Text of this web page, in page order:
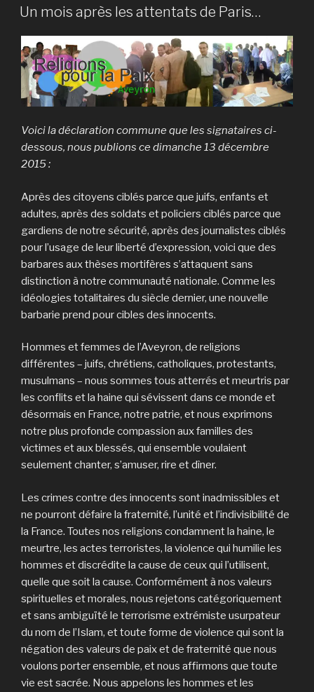
LE
Un mois après les attentats de Paris…
Voici la déclaration commune que les signataires ci-
dessous, nous publions ce dimanche 13 décembre
2015 :
Après des citoyens ciblés parce que juifs, enfants et
adultes, après des soldats et policiers ciblés parce que
gardiens de notre sécurité, après des journalistes ciblés
pour l’usage de leur liberté d’expression, voici que des
barbares aux thèses mortifères s’attaquent sans
distinction à notre communauté nationale. Comme les
idéologies totalitaires du siècle dernier, une nouvelle
barbarie prend pour cibles des innocents.
Hommes et femmes de l’Aveyron, de religions
différentes – juifs, chrétiens, catholiques, protestants,
musulmans – nous sommes tous atterrés et meurtris par
les conflits et la haine qui sévissent dans ce monde et
désormais en France, notre patrie, et nous exprimons
notre plus profonde compassion aux familles des
victimes et aux blessés, qui ensemble voulaient
seulement chanter, s’amuser, rire et dîner.
Les crimes contre des innocents sont inadmissibles et
ne pourront défaire la fraternité, l’unité et l’indivisibilité de
la France. Toutes nos religions condamnent la haine, le
meurtre, les actes terroristes, la violence qui humilie les
hommes et discrédite la cause de ceux qui l’utilisent,
quelle que soit la cause. Conformément à nos valeurs
spirituelles et morales, nous rejetons catégoriquement
et sans ambiguïté le terrorisme extrémiste usurpateur
du nom de l’Islam, et toute forme de violence qui sont la
négation des valeurs de paix et de fraternité que nous
voulons porter ensemble, et nous affirmons que toute
vie est sacrée. Nous appelons les hommes et les